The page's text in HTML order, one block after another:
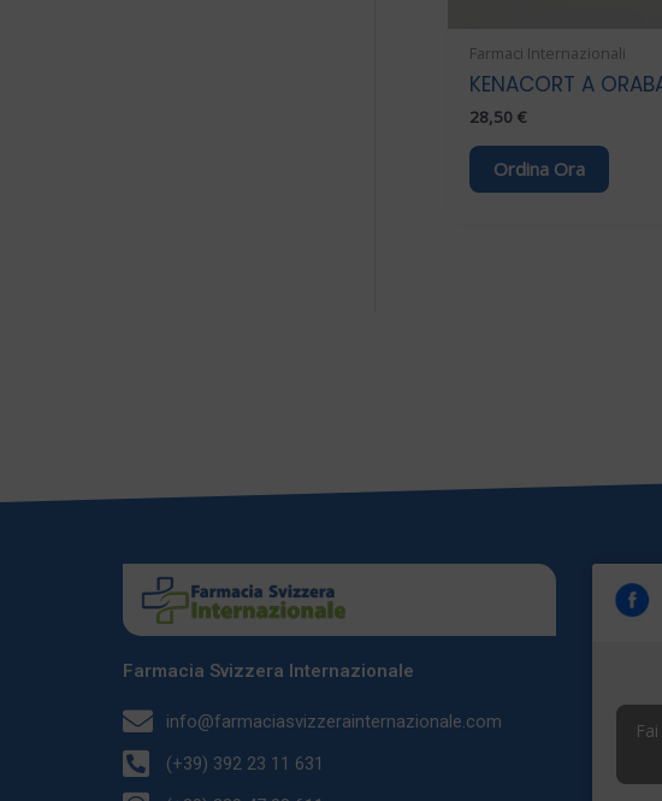
Farmaci Internazionali
KENACORT A
28,50 €
Ordina Ora
Farmacia Svizzera Internazionale
info@farmaciasvizzerainternazionale.com
(+39) 392 23 11 631